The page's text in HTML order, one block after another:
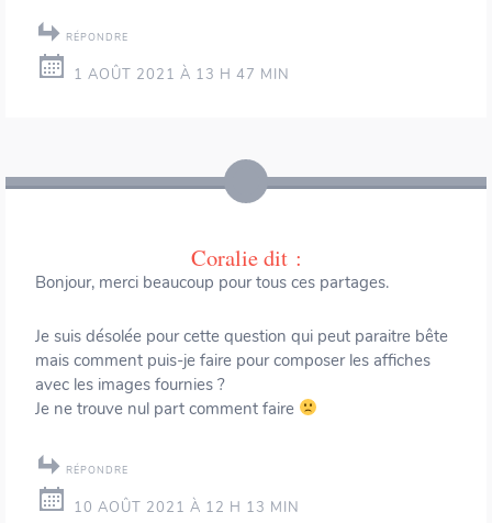
RÉPONDRE
1 AOÛT 2021 À 13 H 47 MIN
Coraliedit :
Bonjour, merci beaucoup pour tous ces partages.
Je suis désolée pour cette question qui peut paraitre bête
mais comment puis-je faire pour composer les affiches
avec les images fournies ?
Je ne trouve nul part comment faire
RÉPONDRE
10 AOÛT 2021 À 12 H 13 MIN